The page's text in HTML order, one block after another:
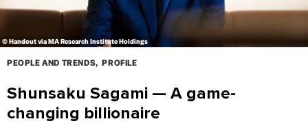
© Handout via MA Research Institute Holdings
PEOPLE AND TRENDS PROFILE
Shunsaku Sagami — A game-
changing billionaire